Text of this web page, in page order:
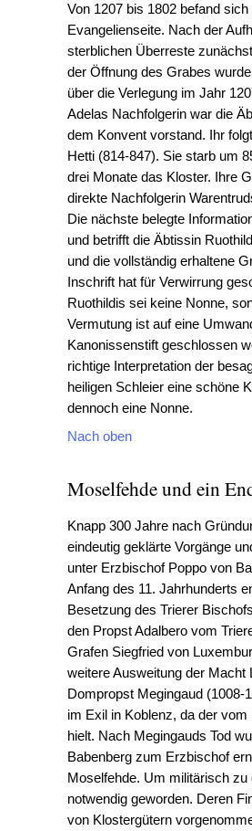
Von 1207 bis 1802 befand
Evangelienseite. Nach der
sterblichen Überreste
der Öffnung des Grabes
über die Verlegung im Jahr
Adelas Nachfolgerin war die
dem Konvent vorstand. Ihr
Hetti (814-847). Sie starb um
drei Monate das Kloster. Ihre
direkte Nachfolgerin
Die nächste belegte
und betrifft die Äbtissin
und die vollständig erhaltene
Inschrift hat für Verwirrung
Ruothildis sei keine Nonne,
Vermutung ist auf eine
Kanonissenstift geschlossen
richtige Interpretation der
heiligen Schleier eine schöne
dennoch eine Nonne.
Nach oben
Moselfehde und ein
Knapp 300 Jahre nach
eindeutig geklärte Vorgänge
unter Erzbischof Poppo von
Anfang des 11. Jahrhunderts
Besetzung des Trierer
den Propst Adalbero vom
Grafen Siegfried von
weitere Ausweitung der
Dompropst Megingaud
im Exil in Koblenz, da der
hielt. Nach Megingauds Tod
Babenberg zum Erzbischof
Moselfehde. Um militärisch
notwendig geworden. Deren
von Klostergütern